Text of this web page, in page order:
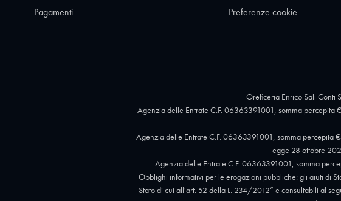
Pagamenti
Preferenze cookie
Oreficeria Enrico Sali Conti
Agenzia delle Entrate C.F. 06363391001, somma
Agenzia delle Entrate C.F. 06363391001, somma
egge 28 ottobre
Agenzia delle Entrate C.F. 06363391001, somma
Obblighi informativi per le erogazioni pubbliche: gli aiuti di
Stato di cui all'art. 52 della L. 234/2012” e consultabili al